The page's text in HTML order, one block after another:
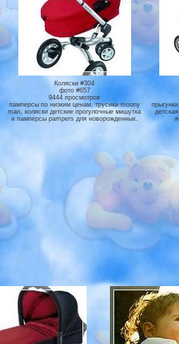
Коляски #304
фото #657
9444 просмотров
памперсы по низким ценам, трусики moony
man, коляски детские прогулочные мишутка
и памперсы pampers для новорожденных.